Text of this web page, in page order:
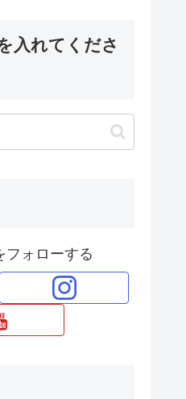
入れてくださ
フォローする